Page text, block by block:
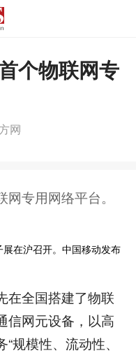
个物联网专
网
专用网络平台。
在沪召开。中国移动发布
全国搭建了物联
信网元设备，以高
规模性、流动性、